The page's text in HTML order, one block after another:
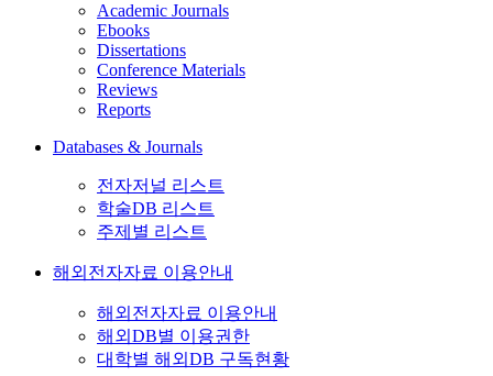
Academic Journals
Ebooks
Dissertations
Conference Materials
Reviews
Reports
Databases & Journals
전자저널 리스트
학술DB 리스트
주제별 리스트
해외전자자료 이용안내
해외전자자료 이용안내
해외DB별 이용권한
대학별 해외DB 구독현황